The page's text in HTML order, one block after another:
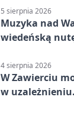
5 sierpnia 2026
Muzyka nad
wiedeńską
4 sierpnia 2026
W Zawierciu
w